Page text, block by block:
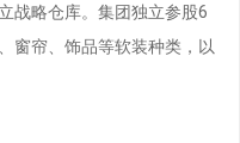
战略仓库。集团独立参股6
窗帘、饰品等软装种类，以